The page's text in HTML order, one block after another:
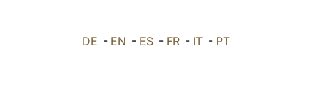
العربيّة DE - EN - ES - FR - IT - PT